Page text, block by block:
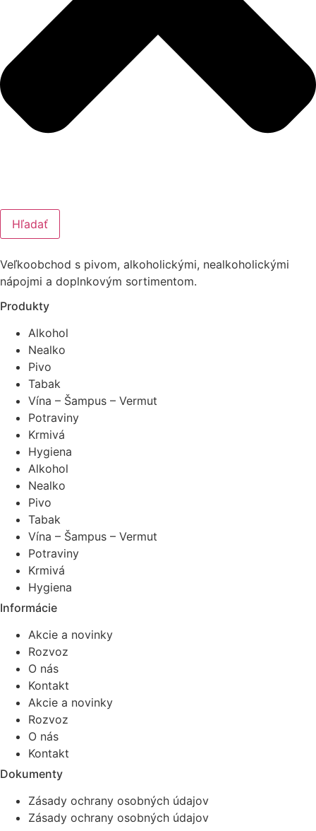
Hľadať
Veľkoobchod s pivom, alkoholickými, nealkoholickými
nápojmi a doplnkovým sortimentom.
Produkty
Alkohol
Nealko
Pivo
Tabak
Vína – Šampus – Vermut
Potraviny
Krmivá
Hygiena
Alkohol
Nealko
Pivo
Tabak
Vína – Šampus – Vermut
Potraviny
Krmivá
Hygiena
Informácie
Akcie a novinky
Rozvoz
O nás
Kontakt
Akcie a novinky
Rozvoz
O nás
Kontakt
Dokumenty
Zásady ochrany osobných údajov
Zásady ochrany osobných údajov